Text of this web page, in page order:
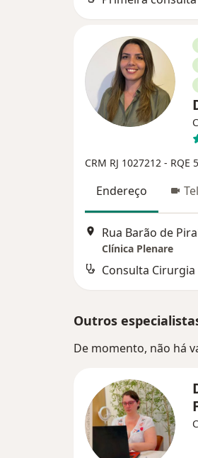
CRM RJ 1027212 - RQE
Endereço
Rua Barão de
Clínica Plenare
Consulta Cirurgia
Outros
De momento, não há